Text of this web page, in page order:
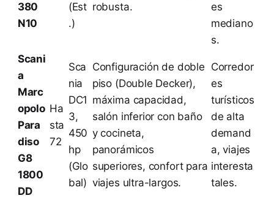
380
N10
(Est
.)
robusta.
es
mediano
s.
Scani
a
Marc
opolo
Para
diso
G8
1800
DD
Ha
sta
72
Sca
nia
DC1
3,
450
hp
(Glo
bal)
Configuración de doble
piso (Double Decker),
máxima capacidad,
salón inferior con baño
y cocineta,
panorámicos
superiores, confort para
viajes ultra-largos.
Corredor
es
turísticos
de alta
demand
a, viajes
interesta
tales.